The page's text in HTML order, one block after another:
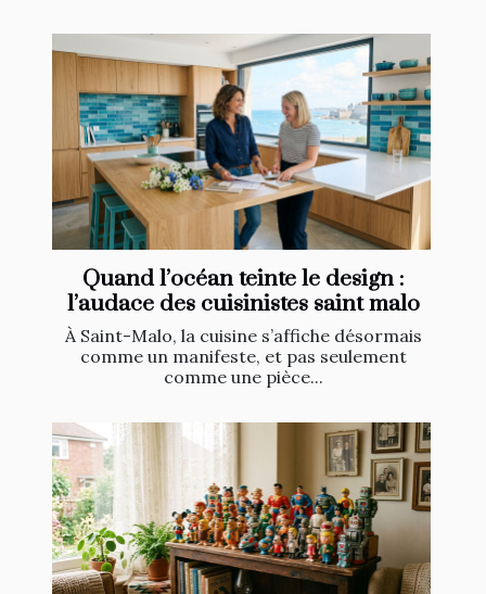
Quand l’océan teinte le design :
l’audace des cuisinistes saint malo
À Saint-Malo, la cuisine s’affiche désormais
comme un manifeste, et pas seulement
comme une pièce...